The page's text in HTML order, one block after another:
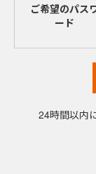
ご希望のパス
ード
24時間以内